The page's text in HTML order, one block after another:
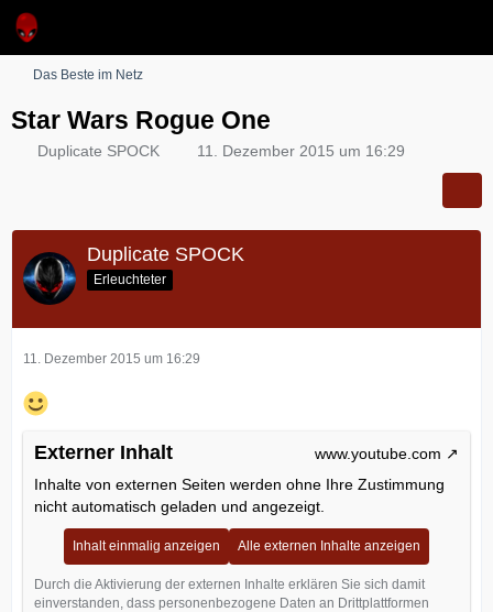
Das Beste im Netz
Star Wars Rogue One
Duplicate SPOCK 11. Dezember 2015 um 16:29
Duplicate SPOCK
Erleuchteter
11. Dezember 2015 um 16:29
Externer Inhalt
www.youtube.com
Inhalte von externen Seiten werden ohne Ihre Zustimmung
nicht automatisch geladen und angezeigt.
Inhalt einmalig anzeigen Alle externen Inhalte anzeigen
Durch die Aktivierung der externen Inhalte erklären Sie sich damit
einverstanden, dass personenbezogene Daten an Drittplattformen